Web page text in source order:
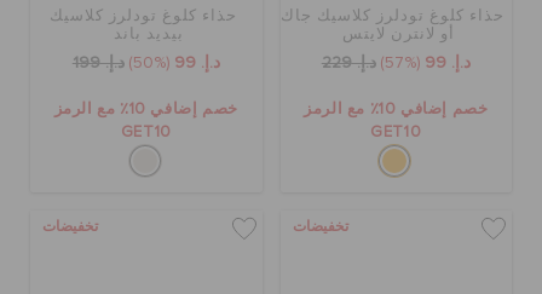
الحقائب
تنزيلات
مميز
حذاء كلوغ تودلرز كلاسيك جاك
أو لانترن لايتس
د.إ. 99 (57%) د.إ. 229
خصم إضافي 10٪ مع الرمز
GET10
حذاء كلوغ تودلرز كلاسيك
بيديد باند
د.إ. 99 (50%) د.إ. 199
خصم إضافي 10٪ مع الرمز
GET10
تخفيضات تخفيضات